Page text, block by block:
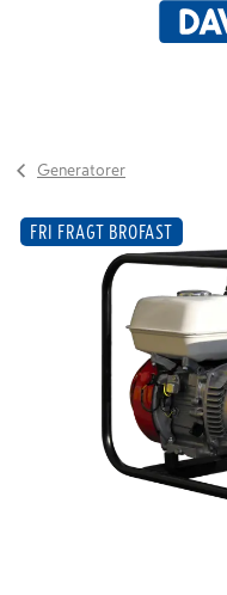
Generatorer
FRI FRAGT BROFAST